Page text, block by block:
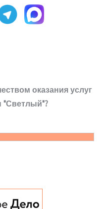
оказания услуг
"Светлый"?